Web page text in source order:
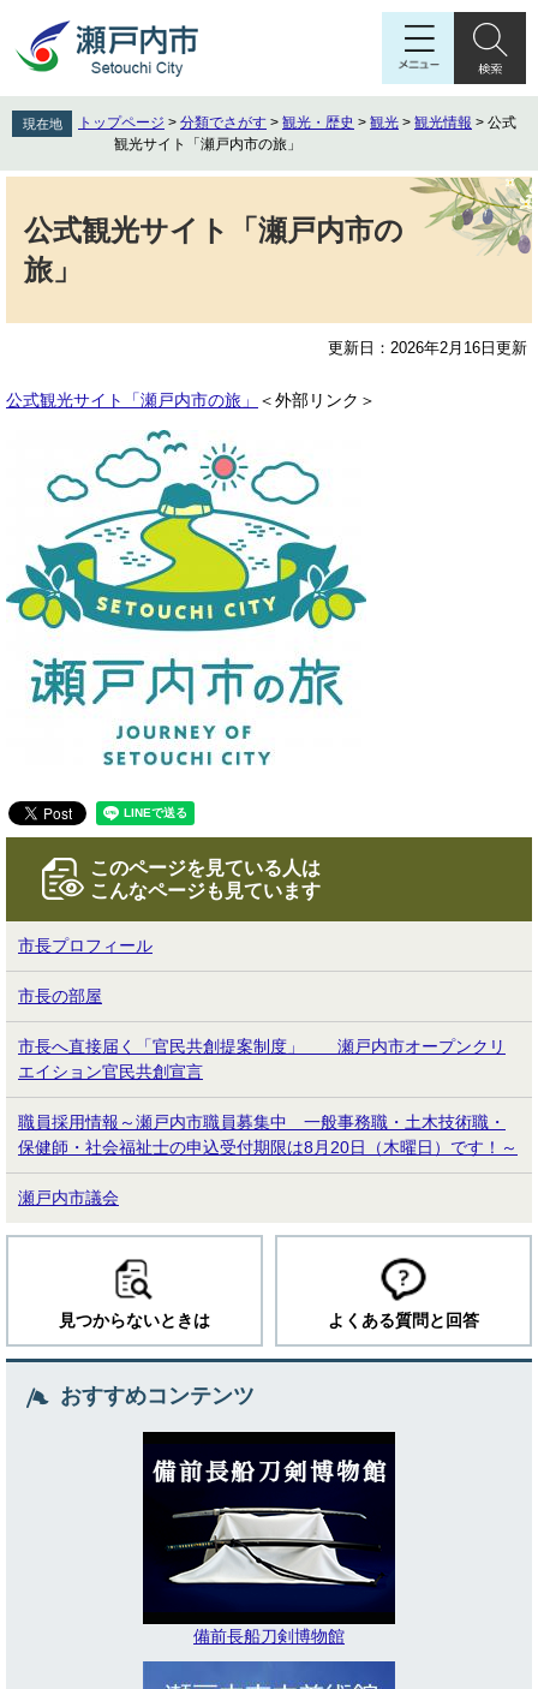
先
頭
を
飛
現在地 トップページ > 分類でさがす > 観光・歴史 > 観光 > 観光情報 > 公式
観光サイト「瀬戸内市の旅」
公式観光サイト「瀬戸内市の
旅」
更新日：2026年2月16日更新
公式観光サイト「瀬戸内市の旅」 ＜外部リンク＞
このページを見ている人は
こんなページも見ています
市長プロフィール
市長の部屋
市長へ直接届く「官民共創提案制度」 瀬戸内市オープンクリ
エイション官民共創宣言
職員採用情報～瀬戸内市職員募集中 一般事務職・土木技術職・
保健師・社会福祉士の申込受付期限は8月20日（木曜日）です！～
瀬戸内市議会
見つからないときは よくある質問と回答
おすすめコンテンツ
備前長船刀剣博物館